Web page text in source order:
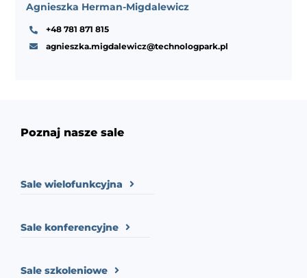
Agnieszka Herman-Migdalewicz
+48 781 871 815
agnieszka.migdalewicz@technologpark.pl
Poznaj nasze sale
Sale wielofunkcyjna
Sale konferencyjne
Sale szkoleniowe